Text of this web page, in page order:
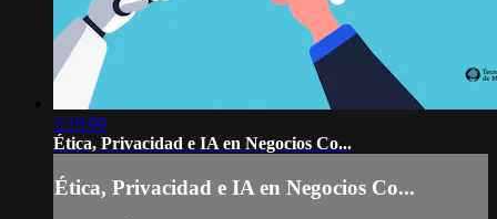
3:19:09
Ética, Privacidad e IA en Negocios Co...
Ética, Privacidad e IA en Negocios Co...